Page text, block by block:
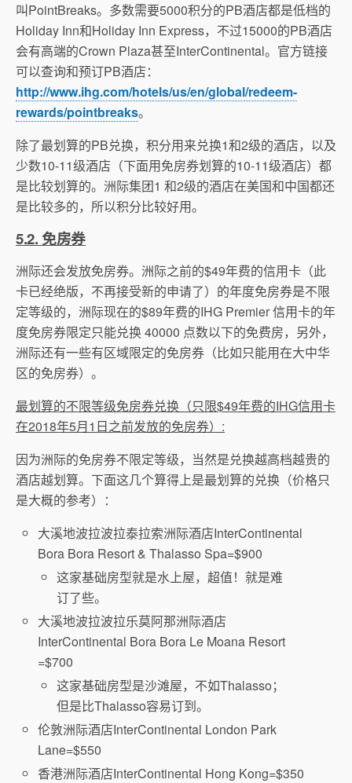
叫PointBreaks。多数需要5000积分的PB酒店都是低档的
Holiday Inn和Holiday Inn Express，不过15000的PB酒店
会有高端的Crown Plaza甚至InterContinental。官方链接
可以查询和预订PB酒店：
http://www.ihg.com/hotels/us/en/global/redeem-
rewards/pointbreaks。
除了最划算的PB兑换，积分用来兑换1和2级的酒店，以及
少数10-11级酒店（下面用免房券划算的10-11级酒店）都
是比较划算的。洲际集团1 和2级的酒店在美国和中国都还
是比较多的，所以积分比较好用。
5.2. 免房券
洲际还会发放免房券。洲际之前的$49年费的信用卡（此
卡已经绝版，不再接受新的申请了）的年度免房券是不限
定等级的，洲际现在的$89年费的IHG Premier 信用卡的年
度免房券限定只能兑换 40000 点数以下的免费房，另外，
洲际还有一些有区域限定的免房券（比如只能用在大中华
区的免房券）。
最划算的不限等级免房券兑换（只限$49年费的IHG信用卡
在2018年5月1日之前发放的免房券）:
因为洲际的免房券不限定等级，当然是兑换越高档越贵的
酒店越划算。下面这几个算得上是最划算的兑换（价格只
是大概的参考）：
大溪地波拉波拉泰拉索洲际酒店InterContinental
Bora Bora Resort & Thalasso Spa=$900
这家基础房型就是水上屋，超值！就是难
订了些。
大溪地波拉波拉乐莫阿那洲际酒店
InterContinental Bora Bora Le Moana Resort
=$700
这家基础房型是沙滩屋，不如Thalasso；
但是比Thalasso容易订到。
伦敦洲际酒店InterContinental London Park
Lane=$550
香港洲际酒店InterContinental Hong Kong=$350